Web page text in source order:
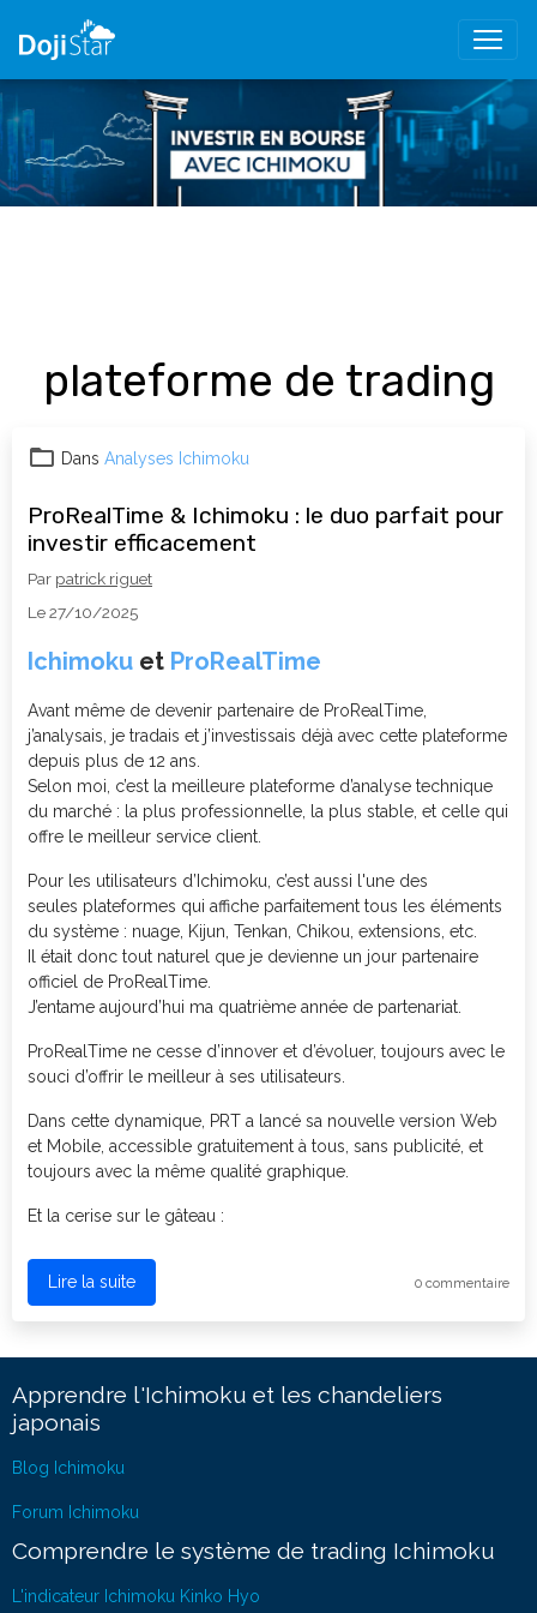
plateforme de trading
Dans Analyses Ichimoku
ProRealTime & Ichimoku : le duo parfait pour
investir efficacement
Par patrick riguet
Le 27/10/2025
Ichimoku et ProRealTime
Avant même de devenir partenaire de ProRealTime,
j’analysais, je tradais et j’investissais déjà avec cette plateforme
depuis plus de 12 ans.
Selon moi, c’est la meilleure plateforme d’analyse technique
du marché : la plus professionnelle, la plus stable, et celle qui
offre le meilleur service client.
Pour les utilisateurs d’Ichimoku, c’est aussi l'une des
seules plateformes qui affiche parfaitement tous les éléments
du système : nuage, Kijun, Tenkan, Chikou, extensions, etc.
Il était donc tout naturel que je devienne un jour partenaire
officiel de ProRealTime.
J’entame aujourd’hui ma quatrième année de partenariat.
ProRealTime ne cesse d’innover et d’évoluer, toujours avec le
souci d’offrir le meilleur à ses utilisateurs.
Dans cette dynamique, PRT a lancé sa nouvelle version Web
et Mobile, accessible gratuitement à tous, sans publicité, et
toujours avec la même qualité graphique.
Et la cerise sur le gâteau :
Lire la suite 0 commentaire
Apprendre l'Ichimoku et les chandeliers
japonais
Blog Ichimoku
Forum Ichimoku
Comprendre le système de trading Ichimoku
L'indicateur Ichimoku Kinko Hyo